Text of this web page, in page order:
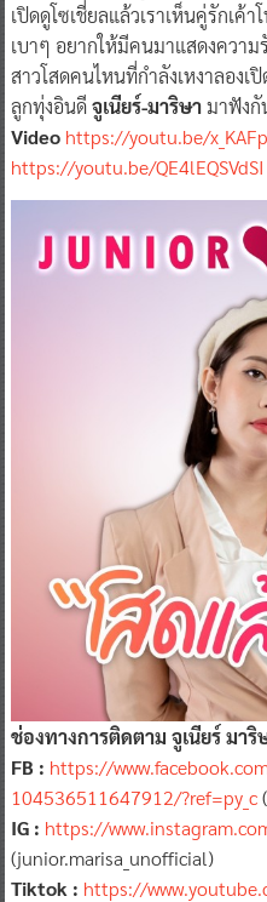
เปิดดูโซเชี่ยลแล้วเราเห็นคู่รักเค้
เบาๆ อยากให้มีคนมาแสดงควา
สาวโสดคนไหนที่กำลังเหงาลองเ
ลูกทุ่งอินดีจูเนียร์-มาริษามาฟังกั
Video https://youtu.be/
https://youtu.be/QE4lEQSVdSI
ช่องทางการติดตาม จูเนียร์ มาริ
FB : https://
104536511647912/?ref=py_c
IG : https://
(junior.marisa_unofficial)
Tiktok : https://